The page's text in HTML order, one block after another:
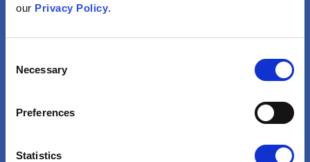
our Privacy Policy.
Selection
Necessary
Preferences
Statistics
Tieteelliset Tutkimukset
Katso